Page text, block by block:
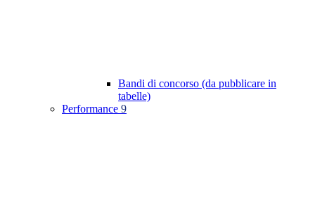
Bandi di concorso (da pubblicare in
tabelle)
Performance 9